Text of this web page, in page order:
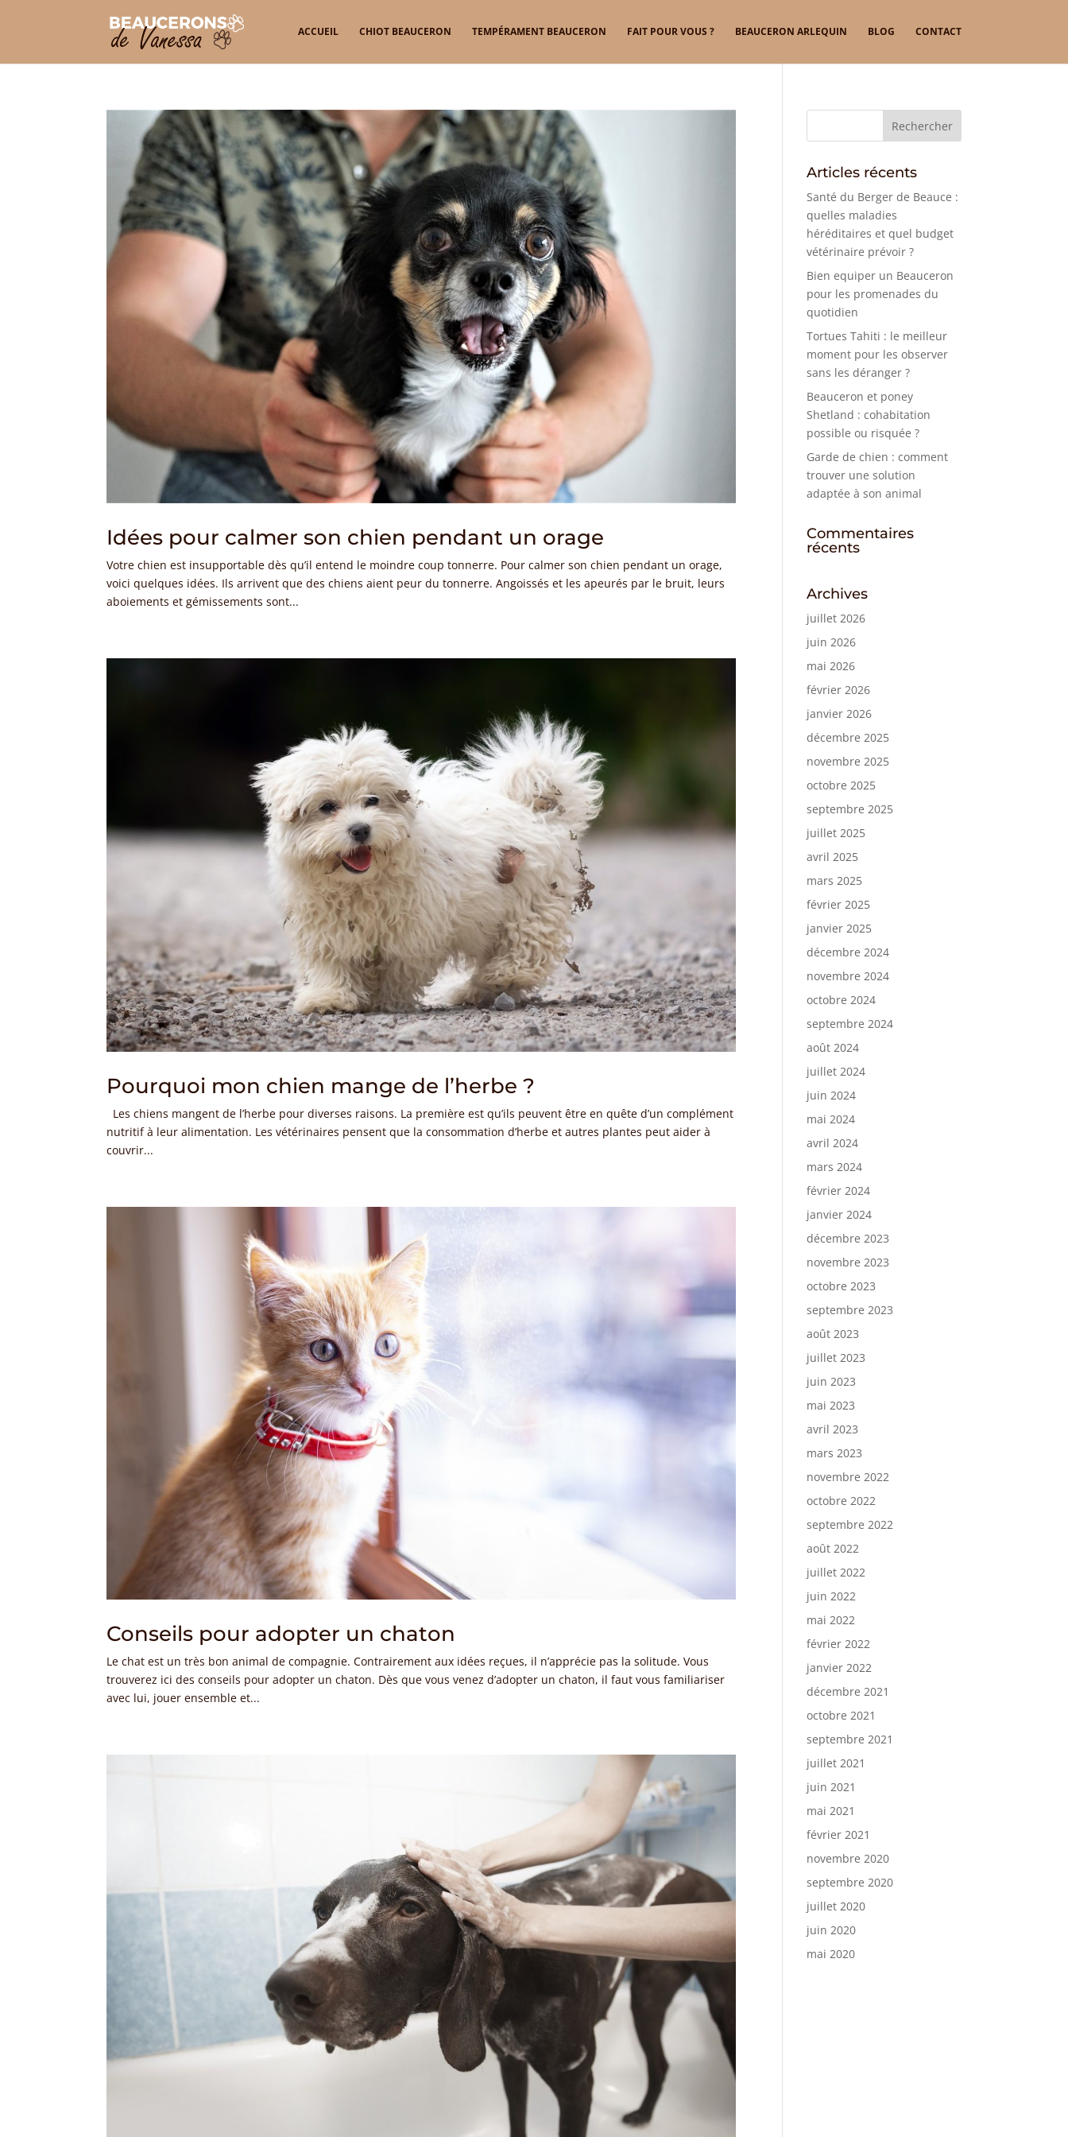
ACCUEIL CHIOT BEAUCERON TEMPÉRAMENT BEAUCERON FAIT POUR VOUS ? BEAUCERON ARLEQUIN BLOG CONTACT
Idées pour calmer son chien pendant un orage
Votre chien est insupportable dès qu’il entend le moindre coup tonnerre. Pour calmer son chien pendant un orage,
voici quelques idées. Ils arrivent que des chiens aient peur du tonnerre. Angoissés et les apeurés par le bruit, leurs
aboiements et gémissements sont...
Pourquoi mon chien mange de l’herbe ?
Les chiens mangent de l’herbe pour diverses raisons. La première est qu’ils peuvent être en quête d’un complément
nutritif à leur alimentation. Les vétérinaires pensent que la consommation d’herbe et autres plantes peut aider à
couvrir...
Conseils pour adopter un chaton
Le chat est un très bon animal de compagnie. Contrairement aux idées reçues, il n’apprécie pas la solitude. Vous
trouverez ici des conseils pour adopter un chaton. Dès que vous venez d’adopter un chaton, il faut vous familiariser
avec lui, jouer ensemble et...
Articles récents
Santé du Berger de Beauce :
quelles maladies
héréditaires et quel budget
vétérinaire prévoir ?
Bien equiper un Beauceron
pour les promenades du
quotidien
Tortues Tahiti : le meilleur
moment pour les observer
sans les déranger ?
Beauceron et poney
Shetland : cohabitation
possible ou risquée ?
Garde de chien : comment
trouver une solution
adaptée à son animal
Commentaires
récents
Archives
juillet 2026
juin 2026
mai 2026
février 2026
janvier 2026
décembre 2025
novembre 2025
octobre 2025
septembre 2025
juillet 2025
avril 2025
mars 2025
février 2025
janvier 2025
décembre 2024
novembre 2024
octobre 2024
septembre 2024
août 2024
juillet 2024
juin 2024
mai 2024
avril 2024
mars 2024
février 2024
janvier 2024
décembre 2023
novembre 2023
octobre 2023
septembre 2023
août 2023
juillet 2023
juin 2023
mai 2023
avril 2023
mars 2023
novembre 2022
octobre 2022
septembre 2022
août 2022
juillet 2022
juin 2022
mai 2022
février 2022
janvier 2022
décembre 2021
octobre 2021
septembre 2021
juillet 2021
juin 2021
mai 2021
février 2021
novembre 2020
septembre 2020
juillet 2020
juin 2020
mai 2020